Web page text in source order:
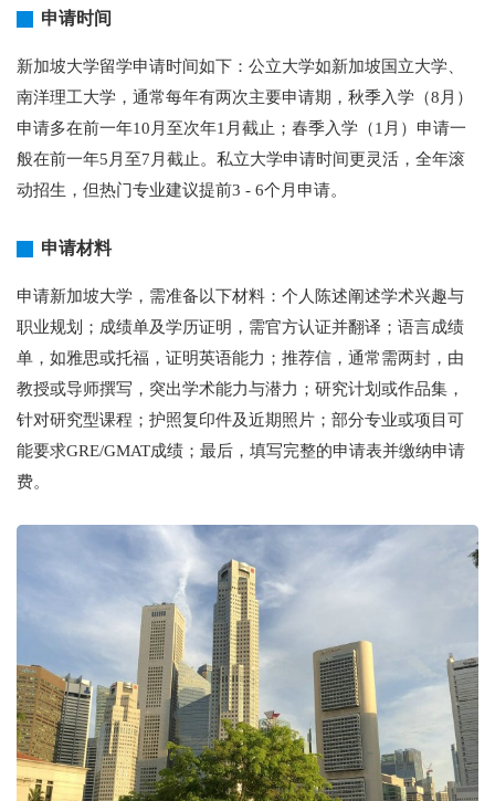
申请时间
新加坡大学留学申请时间如下：公立大学如新加坡国立大学、
南洋理工大学，通常每年有两次主要申请期，秋季入学（8月）
申请多在前一年10月至次年1月截止；春季入学（1月）申请一
般在前一年5月至7月截止。私立大学申请时间更灵活，全年滚
动招生，但热门专业建议提前3 - 6个月申请。
申请材料
申请新加坡大学，需准备以下材料：个人陈述阐述学术兴趣与
职业规划；成绩单及学历证明，需官方认证并翻译；语言成绩
单，如雅思或托福，证明英语能力；推荐信，通常需两封，由
教授或导师撰写，突出学术能力与潜力；研究计划或作品集，
针对研究型课程；护照复印件及近期照片；部分专业或项目可
能要求GRE/GMAT成绩；最后，填写完整的申请表并缴纳申请
费。